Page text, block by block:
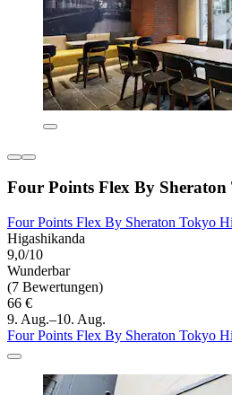
Four Points Flex By
Four Points Flex By Sheraton Tokyo
Higashikanda
9,0/10
Wunderbar
(7 Bewertungen)
66 €
9. Aug.–10. Aug.
Four Points Flex By Sheraton Tokyo